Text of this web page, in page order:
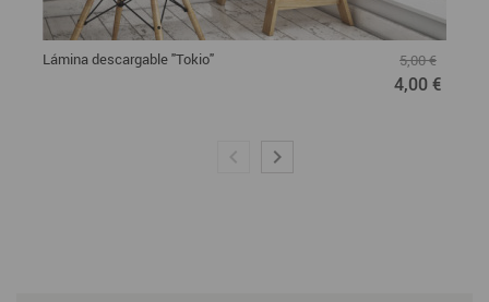
Lámina descargable "Tokio" 5,00 €
4,00 €